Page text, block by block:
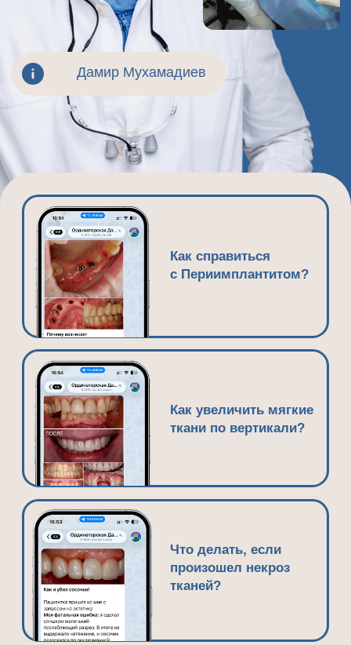
Жмите на кнопку ниже, чтобы перейти
в канал и подписаться
УЖЕ ДОСТУПНО В КАНАЛЕ
И ДОСТУПНО ДЛЯ ПРОСМОТРА
Как увеличить мягкие
Что делать, если
ПОСМОТРЕТЬ В TELEGRAM